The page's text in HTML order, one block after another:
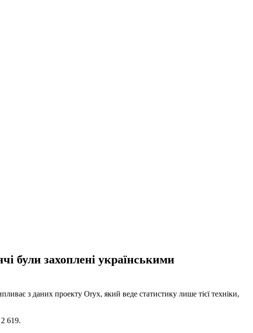
були захоплені українськими
з даних проекту Oryx, який веде статистику лише тієї техніки,
619.